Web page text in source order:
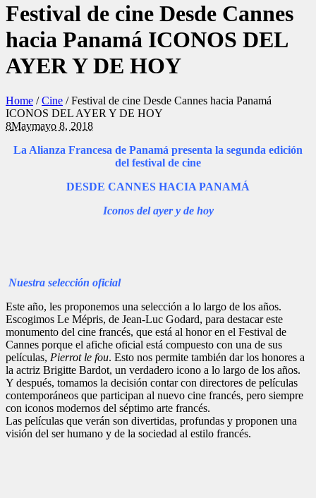
Festival de cine Desde Cannes
hacia Panamá ICONOS DEL
AYER Y DE HOY
Home /Cine /Festival de cine Desde Cannes hacia Panamá
ICONOS DEL AYER Y DE HOY
8Maymayo 8, 2018
La Alianza Francesa de Panamá presenta la segunda edición
del festival de cine
DESDE CANNES HACIA PANAMÁ
Iconos del ayer y de hoy
Nuestra selección oficial
Este año, les proponemos una selección a lo largo de los años.
Escogimos Le Mépris, de Jean-Luc Godard, para destacar este
monumento del cine francés, que está al honor en el Festival de
Cannes porque el afiche oficial está compuesto con una de sus
películas, Pierrot le fou. Esto nos permite también dar los honores a
la actriz Brigitte Bardot, un verdadero icono a lo largo de los años.
Y después, tomamos la decisión contar con directores de películas
contemporáneos que participan al nuevo cine francés, pero siempre
con iconos modernos del séptimo arte francés.
Las películas que verán son divertidas, profundas y proponen una
visión del ser humano y de la sociedad al estilo francés.